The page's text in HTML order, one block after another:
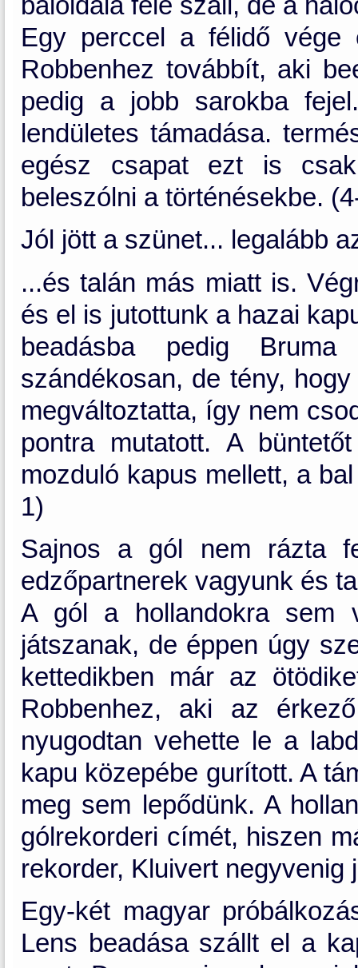
Egy perccel a félidő vége
Robbenhez továbbít, aki
pedig a jobb sarokba
lendületes támadása.
egész csapat ezt is
beleszólni a történésekbe.
Jól jött a szünet... legalább
...és talán más miatt is.
és el is jutottunk a hazai
beadásba pedig
szándékosan, de tény,
megváltoztatta, így nem
pontra mutatott. A
mozduló kapus mellett, a
1)
Sajnos a gól nem rázta
edzőpartnerek vagyunk és
A gól a hollandokra sem
játszanak, de éppen úgy
kettedikben már az
Robbenhez, aki az
nyugodtan vehette le a
kapu közepébe gurított. A
meg sem lepődünk. A
gólrekorderi címét, hiszen
rekorder, Kluivert negyvenig
Egy-két magyar
Lens beadása szállt el a